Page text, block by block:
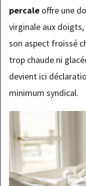
percaleoffre une
virginale aux
son aspect froissé
trop chaude ni
devient ici
minimum syndical.